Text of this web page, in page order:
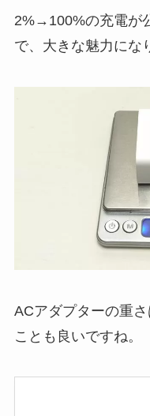
2%→100%の充電が
で、大きな魅力にな
ACアダプターの重
ことも良いですね。